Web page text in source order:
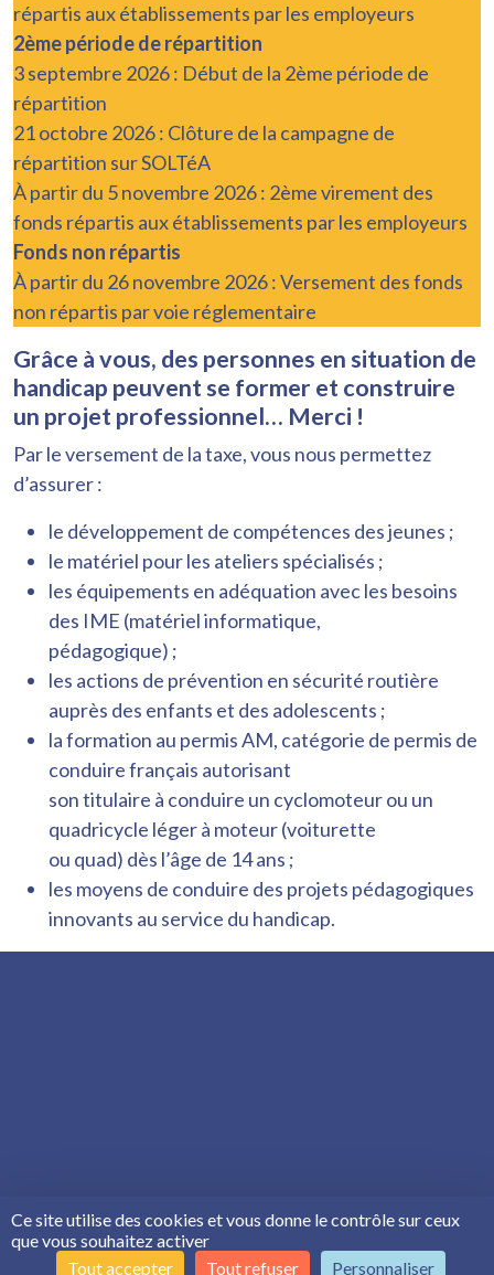
Ce site utilise des cookies et vous donne le contrôle sur ceux
que vous souhaitez activer
Tout accepter
Tout refuser
Personnaliser
répartis aux établissements par les employeurs
2ème période de répartition
3 septembre 2026 : Début de la 2ème période de
répartition
21 octobre 2026 : Clôture de la campagne de
répartition sur SOLTéA
À partir du 5 novembre 2026 : 2ème virement des
fonds répartis aux établissements par les employeurs
Fonds non répartis
À partir du 26 novembre 2026 : Versement des fonds
non répartis par voie réglementaire
Grâce à vous, des personnes en situation de
handicap peuvent se former et construire
un projet professionnel… Merci !
Par le versement de la taxe, vous nous permettez
d’assurer :
le développement de compétences des jeunes ;
le matériel pour les ateliers spécialisés ;
les équipements en adéquation avec les besoins
des IME (matériel informatique,
pédagogique) ;
les actions de prévention en sécurité routière
auprès des enfants et des adolescents ;
la formation au permis AM, catégorie de permis de
conduire français autorisant
son titulaire à conduire un cyclomoteur ou un
quadricycle léger à moteur (voiturette
ou quad) dès l’âge de 14 ans ;
les moyens de conduire des projets pédagogiques
innovants au service du handicap.